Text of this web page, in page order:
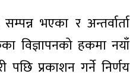
भएका र अन्तर्वार्ता
विज्ञापनको हकमा नयाँ
पछि प्रकाशन गर्ने निर्णय